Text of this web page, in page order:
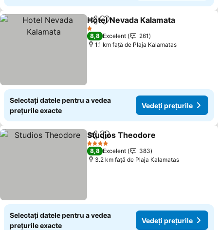
DistribuițiAdăugaţi la favorite
Hotel Nevada Kalamata
1 Stele
8,8 Excelent
261
1.1 km faţă de Plaja Kalamatas
Selectați datele pentru a vedea
prețurile exacte
Vedeți prețurile
DistribuițiAdăugaţi la favorite
Studios Theodore
4 Stele
8,8 Excelent
383
3.2 km faţă de Plaja Kalamatas
Selectați datele pentru a vedea
prețurile exacte
Vedeți prețurile